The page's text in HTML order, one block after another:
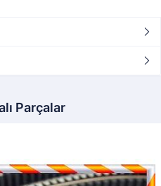
Parçalar